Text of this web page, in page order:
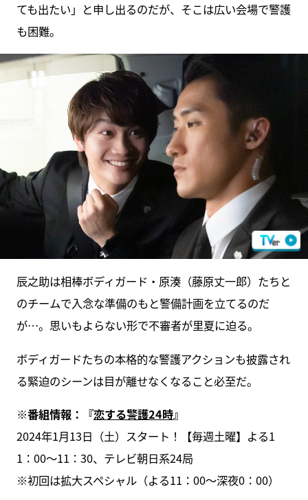
ても出たい」と申し出るのだが、そこは広い会場で警護
も困難。
辰之助は相棒ボディガード・原湊（藤原丈一郎）たちと
のチームで入念な準備のもと警備計画を立てるのだ
が…。思いもよらない形で不審者が里夏に迫る。
ボディガードたちの本格的な警護アクションも披露され
る緊迫のシーンは目が離せなくなること必至だ。
※番組情報：『恋する警護24時』
2024年1月13日（土）スタート！【毎週土曜】よる1
1：00〜11：30、テレビ朝日系24局
※初回は拡大スペシャル（よる11：00～深夜0：00）